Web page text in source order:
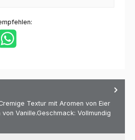
Textur mit Aromen von Eier
von Vanille.Geschmack: Vollmundig